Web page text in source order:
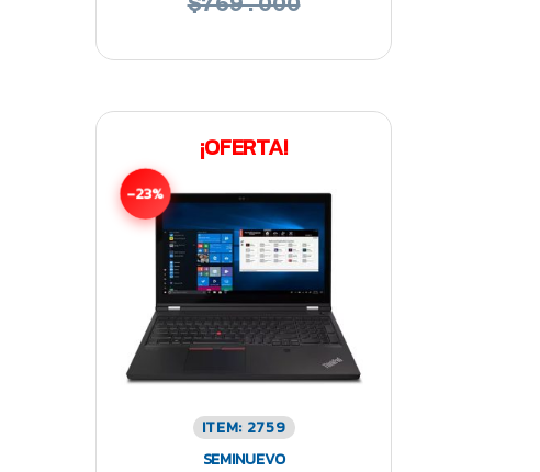
¡OFERTA!
-23%
ITEM: 2759
SEMINUEVO